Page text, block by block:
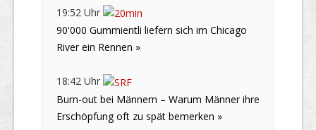
19:52 Uhr
90'000 Gummientli liefern sich im Chicago
River ein Rennen »
18:42 Uhr
Burn-out bei Männern – Warum Männer ihre
Erschöpfung oft zu spät bemerken »